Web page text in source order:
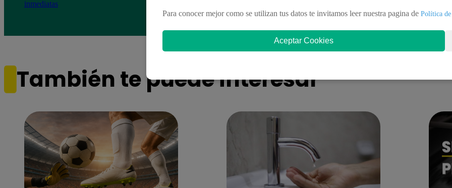
inmediatas
porque ya nos vamos”
También te puede interesar
Para conocer mejor como se utilizan tus datos te invitamos leer nuestra pagina de Política
Aceptar Cookies